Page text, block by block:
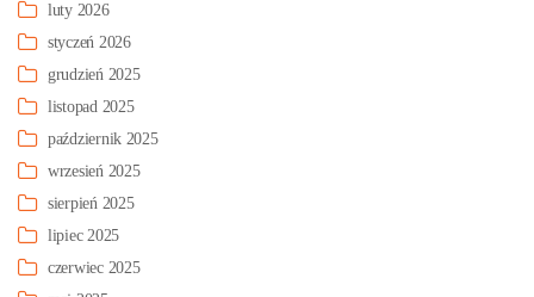
luty 2026
styczeń 2026
grudzień 2025
listopad 2025
październik 2025
wrzesień 2025
sierpień 2025
lipiec 2025
czerwiec 2025